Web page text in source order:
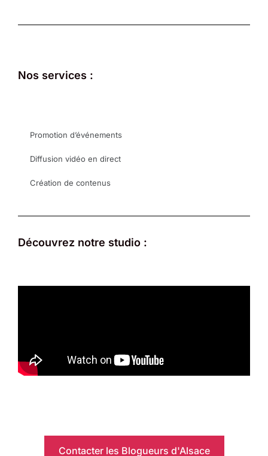
Nos services :
Promotion d’événements
Diffusion vidéo en direct
Création de contenus
Découvrez notre studio :
Contacter les Blogueurs d'Alsace